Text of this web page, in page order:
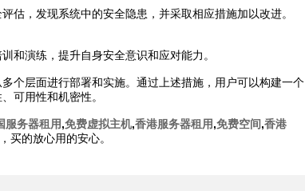
估，发现系统中的安全隐患，并采取相应措施加以改进。
和演练，提升自身安全意识和应对能力。
个层面进行部署和实施。通过上述措施，用户可以构建一个
可用性和机密性。
服务器租用,免费虚拟主机,香港服务器租用,免费空间,香港
买的放心用的安心。